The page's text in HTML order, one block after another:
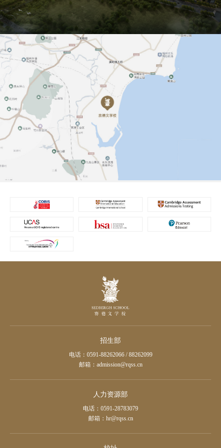
招生部
电话：0591-88262066 / 88262099
邮箱：admission@rqss.cn
人力资源部
电话：0591-28783079
邮箱：hr@rqss.cn